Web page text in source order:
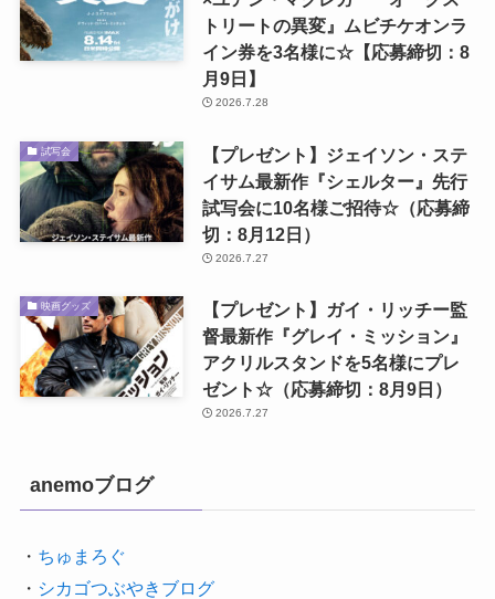
トリートの異変』ムビチケオンラ
イン券を3名様に☆【応募締切：8
月9日】
2026.7.28
試写会
【プレゼント】ジェイソン・ステ
イサム最新作『シェルター』先行
試写会に10名様ご招待☆（応募締
切：8月12日）
2026.7.27
映画グッズ
【プレゼント】ガイ・リッチー監
督最新作『グレイ・ミッション』
アクリルスタンドを5名様にプレ
ゼント☆（応募締切：8月9日）
2026.7.27
anemoブログ
・ ちゅまろぐ
・ シカゴつぶやきブログ